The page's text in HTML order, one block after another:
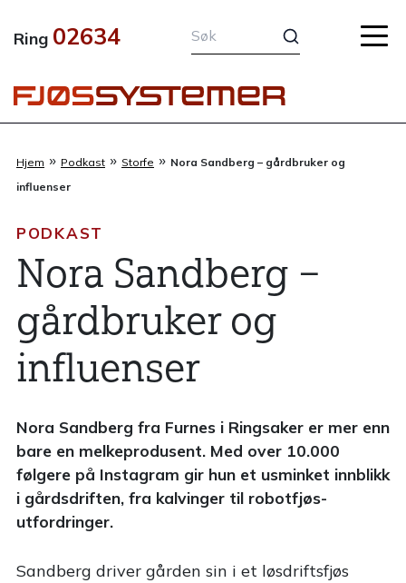
rett
innholdet
Ring 02634
Hjem » Podkast » Storfe » Nora Sandberg – gårdbruker og
influenser
PODKAST
Nora Sandberg –
gårdbruker og
influenser
Nora Sandberg fra Furnes i Ringsaker er mer enn
bare en melkeprodusent. Med over 10.000
følgere på Instagram gir hun et usminket innblikk
i gårdsdriften, fra kalvinger til robotfjøs-
utfordringer.
Sandberg driver gården sin i et løsdriftsfjøs